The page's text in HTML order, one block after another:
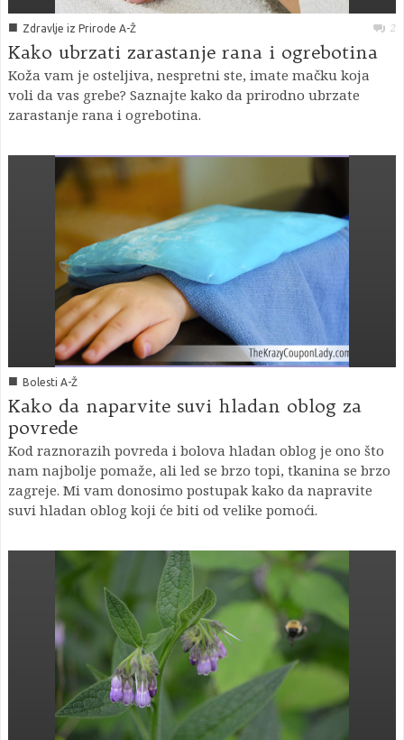
■ Zdravlje iz Prirode A-Ž 2
Kako ubrzati zarastanje rana i ogrebotina
Koža vam je osteljiva, nespretni ste, imate mačku koja
voli da vas grebe? Saznajte kako da prirodno ubrzate
zarastanje rana i ogrebotina.
■ Bolesti A-Ž
Kako da naparvite suvi hladan oblog za
povrede
Kod raznorazih povreda i bolova hladan oblog je ono što
nam najbolje pomaže, ali led se brzo topi, tkanina se brzo
zagreje. Mi vam donosimo postupak kako da napravite
suvi hladan oblog koji će biti od velike pomoći.